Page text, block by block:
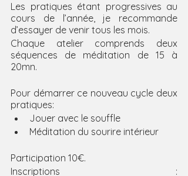
Les pratiques étant progressives au
cours de l’année, je recommande
d’essayer de venir tous les mois.
Chaque atelier comprends deux
séquences de méditation de 15 à
20mn.
Pour démarrer ce nouveau cycle deux
pratiques:
Jouer avec le souffle
Méditation du sourire intérieur
Participation 10€.